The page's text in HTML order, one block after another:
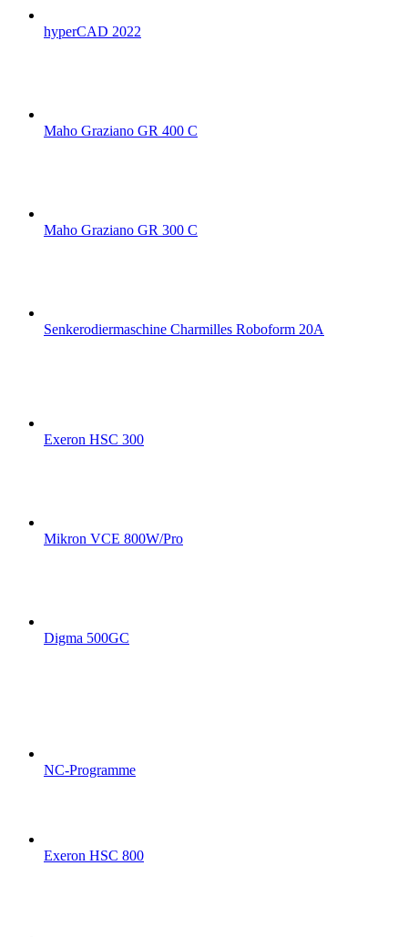
hyperCAD 2022
Maho Graziano GR 400 C
Maho Graziano GR 300 C
Senkerodiermaschine Charmilles Roboform 20A
Exeron HSC 300
Mikron VCE 800W/Pro
Digma 500GC
NC-Programme
Exeron HSC 800